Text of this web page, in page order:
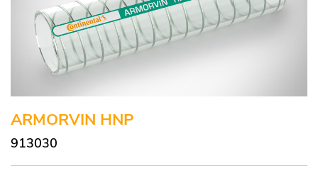
ARMORVIN HNP
913030